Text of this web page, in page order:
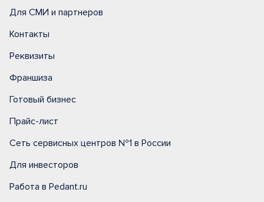
Для СМИ и партнеров
Контакты
Реквизиты
Франшиза
Готовый бизнес
Прайс-лист
Сеть сервисных центров №1 в России
Для инвесторов
Работа в Pedant.ru